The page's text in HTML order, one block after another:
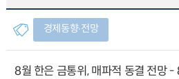
경제동향∙전망
8월 한은 금통위, 매파적 동결 전망